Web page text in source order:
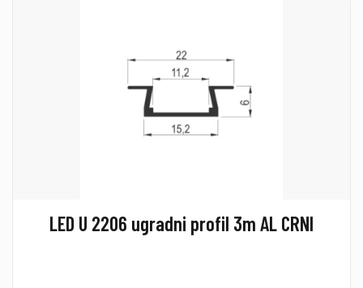
LED U 2206 ugradni profil 3m AL CRNI